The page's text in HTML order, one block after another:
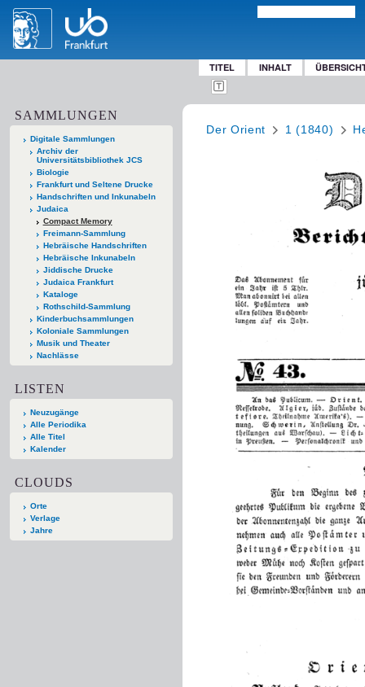
TITEL INHALT
SAMMLUNGEN
Digitale Sammlungen
Archiv der
Universitätsbibliothek JCS
Biologie
Frankfurt und Seltene Drucke
Handschriften und Inkunabeln
Judaica
Compact Memory
Freimann-Sammlung
Hebräische Handschriften
Hebräische Inkunabeln
Jiddische Drucke
Judaica Frankfurt
Kataloge
Rothschild-Sammlung
Kinderbuchsammlungen
Koloniale Sammlungen
Musik und Theater
Nachlässe
LISTEN
Neuzugänge
Alle Periodika
Alle Titel
Kalender
CLOUDS
Orte
Verlage
Jahre
Der Orient 1 (1840)